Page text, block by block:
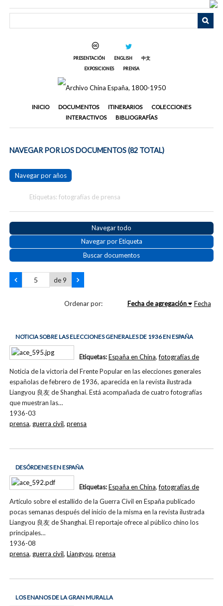
PRESENTACIÓN ENGLISH
中文
EXPOSICIONES
PRENSA
INICIO DOCUMENTOS ITINERARIOS
COLECCIONES
INTERACTIVOS
BIBLIOGRAFÍAS
NAVEGAR POR LOS DOCUMENTOS (82 TOTAL)
Navegar por años
Etiquetas: fotografías de prensa
Navegar todo
Navegar por Etiqueta
Buscar documentos
de 9
Ordenar por: Fecha de agregación Fecha
NOTICIA SOBRE LAS ELECCIONES GENERALES DE 1936 EN ESPAÑA
Noticia de la victoria del Frente Popular en las elecciones generales
españolas de febrero de 1936, aparecida en la revista ilustrada
Liangyou 良友 de Shanghai. Está acompañada de cuatro fotografías
que muestran las…
1936-03
Etiquetas:España en China,fotografías de
prensa, guerra civil,prensa
DESÓRDENES EN ESPAÑA
Artículo sobre el estallido de la Guerra Civil en España publicado
pocas semanas después del inicio de la misma en la revista ilustrada
Liangyou 良友 de Shanghai. El reportaje ofrece al público chino los
principales…
1936-08
Etiquetas:España en China,fotografías de
prensa, guerra civil,Liangyou,prensa
LOS ENANOS DE LA GRAN MURALLA